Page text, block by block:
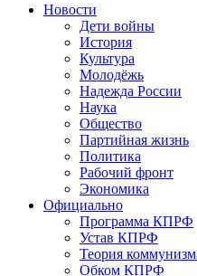
Новости
Дети войны
История
Культура
Молодёжь
Надежда России
Наука
Общество
Партийная жизнь
Политика
Рабочий фронт
Экономика
Официально
Программа КПРФ
Устав КПРФ
Теория
Обком КПРФ